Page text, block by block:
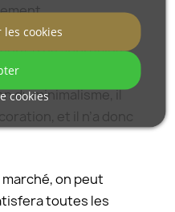
très appréciés,
est plus ordonné. Un
du minimalisme, il
et il n’a donc
on peut
toutes les
cookies
cookies